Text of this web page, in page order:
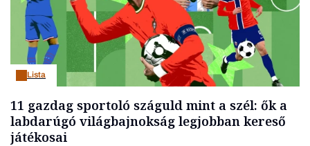
Lista
11 gazdag sportoló száguld mint a szél: ők a
labdarúgó világbajnokság legjobban kereső
játékosai